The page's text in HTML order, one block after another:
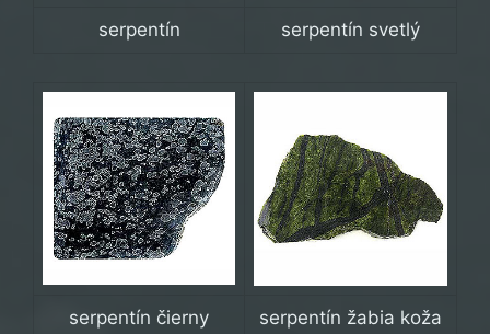
serpentín serpentín svetlý
serpentín čierny serpentín žabia koža